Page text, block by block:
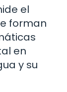
el
forman
en
y su